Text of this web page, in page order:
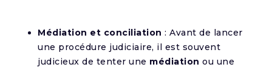
Médiation et conciliation : Avant de lancer
une procédure judiciaire, il est souvent
judicieux de tenter une médiation ou une